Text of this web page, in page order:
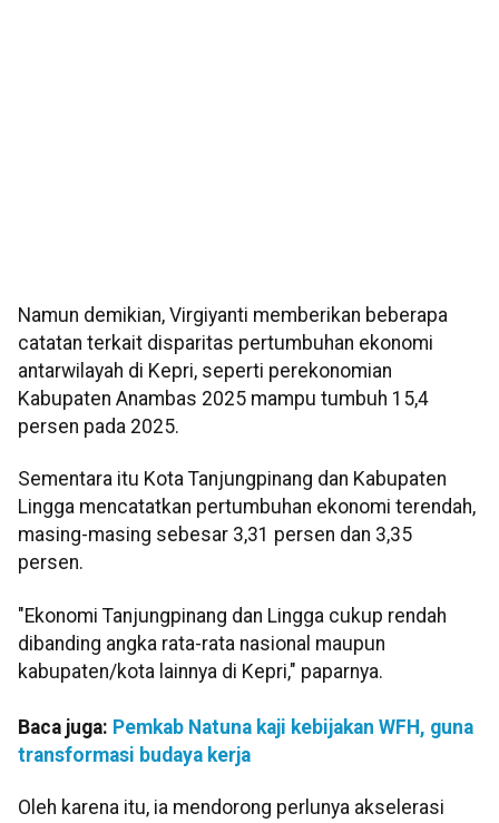
Namun demikian, Virgiyanti memberikan beberapa
catatan terkait disparitas pertumbuhan ekonomi
antarwilayah di Kepri, seperti perekonomian
Kabupaten Anambas 2025 mampu tumbuh 15,4
persen pada 2025.
Sementara itu Kota Tanjungpinang dan Kabupaten
Lingga mencatatkan pertumbuhan ekonomi terendah,
masing-masing sebesar 3,31 persen dan 3,35
persen.
"Ekonomi Tanjungpinang dan Lingga cukup rendah
dibanding angka rata-rata nasional maupun
kabupaten/kota lainnya di Kepri," paparnya.
Baca juga: Pemkab Natuna kaji kebijakan WFH, guna
transformasi budaya kerja
Oleh karena itu, ia mendorong perlunya akselerasi